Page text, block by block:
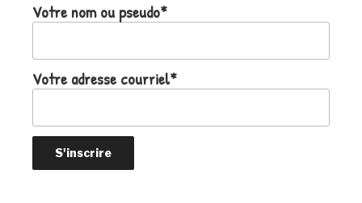
Votre nom ou pseudo*
Votre adresse courriel*